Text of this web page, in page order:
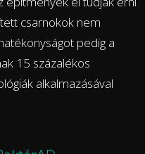
csarnokok nem
pedig a
15 százalékos
alkalmazásával